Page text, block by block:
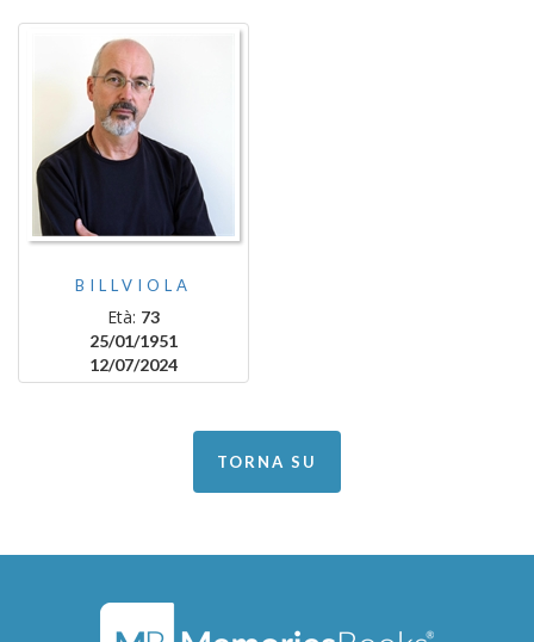
BILLVIOLA
Età: 73
25/01/1951
12/07/2024
TORNA SU